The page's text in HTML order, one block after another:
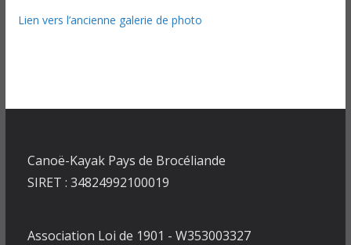
Lien vers l’ancienne galerie de photo
Canoë-Kayak Pays de Brocéliande
SIRET : 34824992100019
Association Loi de 1901 - W353003327